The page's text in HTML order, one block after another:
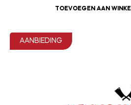
TOEVOEGEN AAN
AANBIEDING